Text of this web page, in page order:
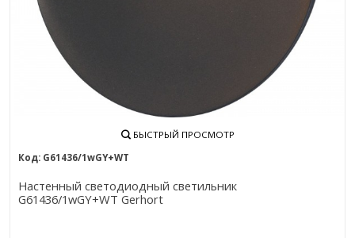
БЫСТРЫЙ ПРОСМОТР
G61436/1wGY+WT
Настенный светодиодный светильник
G61436/1wGY+WT Gerhort